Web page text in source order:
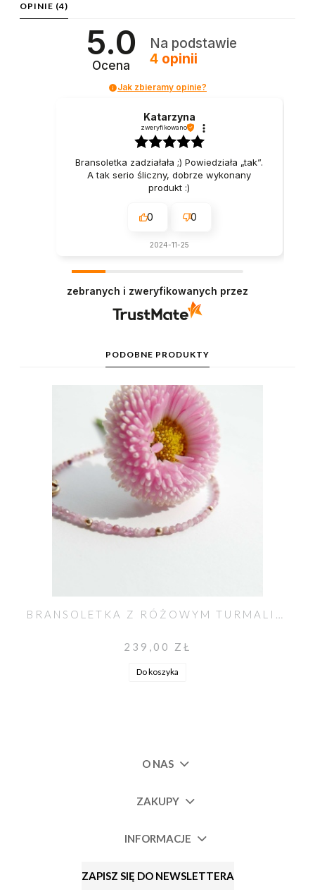
OPINIE (4)
5.0
Ocena
Na podstawie
4opinii
Jak zbieramy opinie?
Katarzyna
zweryfikowano
Bransoletka zadziałała ;) Powiedziała „tak”.
A tak serio śliczny, dobrze wykonany
produkt :)
0 0
2024-11-25
zebranych i zweryfikowanych przez
PODOBNE PRODUKTY
BRANSOLETKA Z RÓŻOWYM TURMALINEM
239,00 ZŁ
Do koszyka
O NAS
ZAKUPY
INFORMACJE
ZAPISZ SIĘ DO NEWSLETTERA